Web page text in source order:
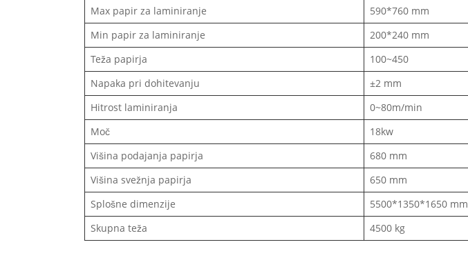
Max papir za laminiranje
590*760 mm
Min papir za laminiranje
200*240 mm
Teža papirja
100~450
Napaka pri dohitevanju
±2 mm
Hitrost laminiranja
0~80m/min
Moč
18kw
Višina podajanja papirja
680 mm
Višina svežnja papirja
650 mm
Splošne dimenzije
5500*1350*1650 mm
Skupna teža
4500 kg